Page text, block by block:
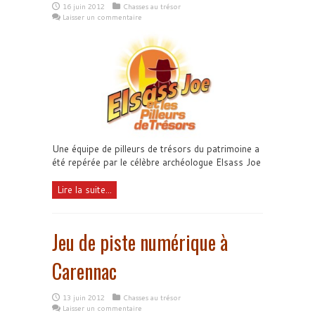
16 juin 2012
Chasses au trésor
Laisser un commentaire
Une équipe de pilleurs de trésors du patrimoine a
été repérée par le célèbre archéologue Elsass Joe
Lire la suite...
Jeu de piste numérique à
Carennac
13 juin 2012
Chasses au trésor
Laisser un commentaire